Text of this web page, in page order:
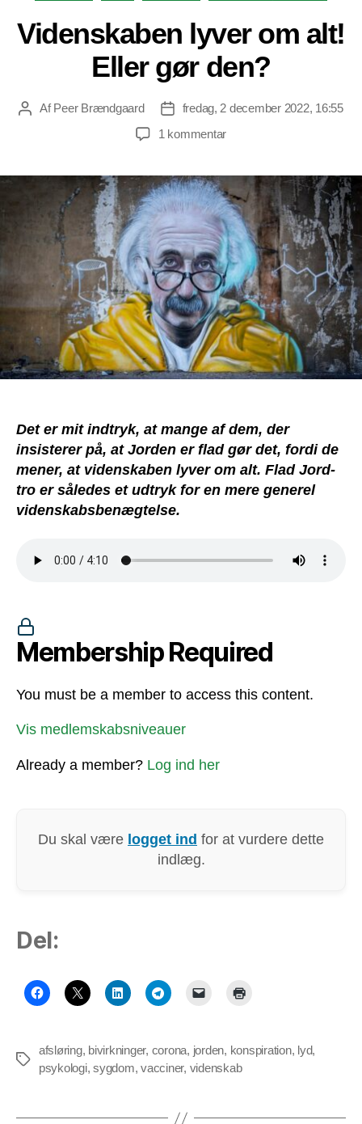
Videnskaben lyver om alt!
Eller gør den?
Indlægsforfatter
AfPeer Brændgaard Indlægsdato
fredag, 2 december 2022, 16:55
1 kommentartil
om
alt!
Eller
gør
den?
Det er mit indtryk, at mange af dem, der
insisterer på, at Jorden er flad gør det, fordi de
mener, at videnskaben lyver om alt. Flad Jord-
tro er således et udtryk for en mere generel
videnskabsbenægtelse.
Membership Required
You must be a member to access this content.
Vis medlemskabsniveauer
Already a member? Log ind her
Du skal være logget ind for at vurdere dette
indlæg.
Del:
Tags
afsløring, bivirkninger, corona, jorden, konspiration, lyd,
psykologi,sygdom,vacciner, videnskab